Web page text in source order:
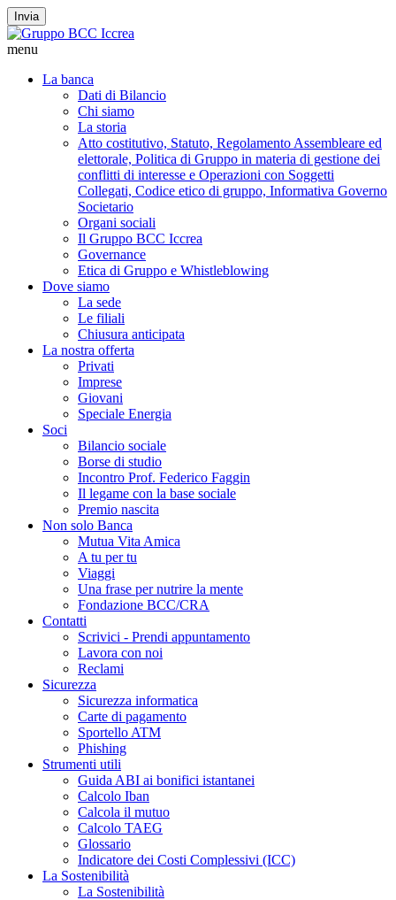
Invia
menu
La banca
Dati di Bilancio
Chi siamo
La storia
Atto costitutivo, Statuto, Regolamento Assembleare ed
elettorale, Politica di Gruppo in materia di gestione dei
conflitti di interesse e Operazioni con Soggetti
Collegati, Codice etico di gruppo, Informativa Governo
Societario
Organi sociali
Il Gruppo BCC Iccrea
Governance
Etica di Gruppo e Whistleblowing
Dove siamo
La sede
Le filiali
Chiusura anticipata
La nostra offerta
Privati
Imprese
Giovani
Speciale Energia
Soci
Bilancio sociale
Borse di studio
Incontro Prof. Federico Faggin
Il legame con la base sociale
Premio nascita
Non solo Banca
Mutua Vita Amica
A tu per tu
Viaggi
Una frase per nutrire la mente
Fondazione BCC/CRA
Contatti
Scrivici - Prendi appuntamento
Lavora con noi
Reclami
Sicurezza
Sicurezza informatica
Carte di pagamento
Sportello ATM
Phishing
Strumenti utili
Guida ABI ai bonifici istantanei
Calcolo Iban
Calcola il mutuo
Calcolo TAEG
Glossario
Indicatore dei Costi Complessivi (ICC)
La Sostenibilità
La Sostenibilità